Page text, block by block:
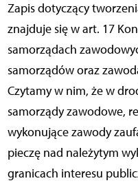
Zapis dotyczący
znajduje się w art. 17
samorządach
samorządów oraz
Czytamy w nim, że w
samorządy zawodowe,
wykonujące zawody
pieczę nad należytym
granicach interesu